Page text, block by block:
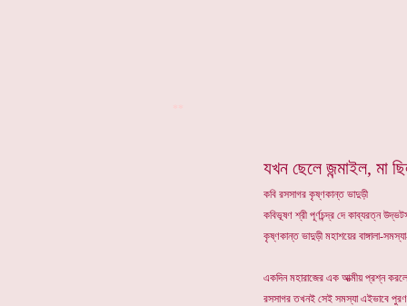
যখন ছেলে জন্মাইল, মা
কবি রসসাগর কৃষ্ণকান্ত ভাদুড়ী
কবিভূষণ শ্রী পূর্ণচন্দ্র দে কাব্যরত্ন
কৃষ্ণকান্ত ভাদুড়ী মহাশয়ের বাঙ্গালা-
একদিন মহারাজের এক আত্মীয় প্রশ্ন
রসসাগর তখনই সেই সমস্যা এইভাবে